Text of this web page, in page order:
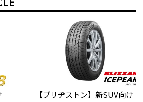
【ブリヂストン】新SUV向け